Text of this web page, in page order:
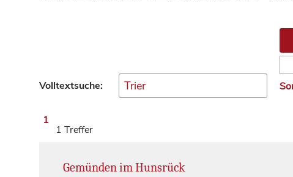
Volltextsuche:
1
1 Treffer
Gemünden im Hunsrück